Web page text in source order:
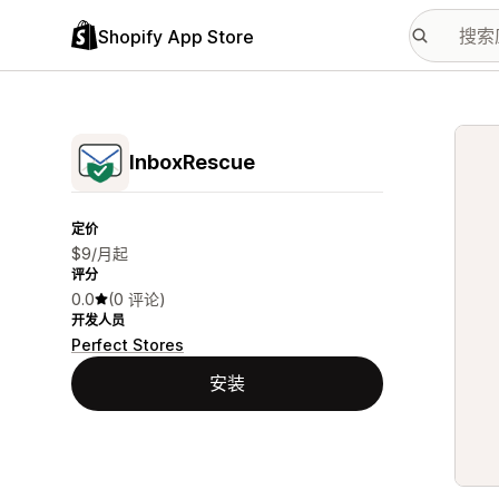
Shopify App Store
InboxRescue
定价
$9/月起
评分
0.0 (0 评论)
开发人员
Perfect Stores
安装
配图